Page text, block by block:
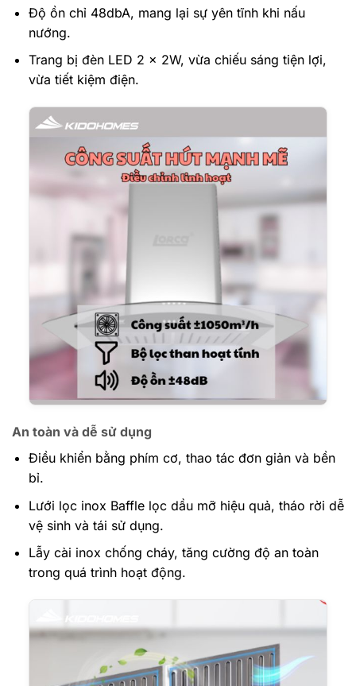
Độ ồn chỉ 48dbA, mang lại sự yên tĩnh khi nấu
nướng.
Trang bị đèn LED 2 x 2W, vừa chiếu sáng tiện lợi,
vừa tiết kiệm điện.
An toàn và dễ sử dụng
Điều khiển bằng phím cơ, thao tác đơn giản và bền
bỉ.
Lưới lọc inox Baffle lọc dầu mỡ hiệu quả, tháo rời dễ
vệ sinh và tái sử dụng.
Lẫy cài inox chống cháy, tăng cường độ an toàn
trong quá trình hoạt động.